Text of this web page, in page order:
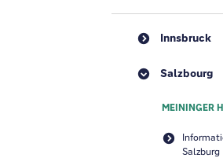
Innsbruck
Salzbourg
MEININGER